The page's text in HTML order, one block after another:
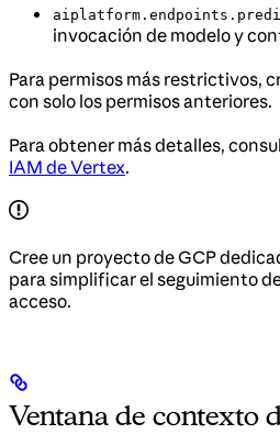
invocación de modelo y
Para permisos más restrictivos,
con solo los permisos anteriores.
Para obtener más detalles,
IAM de Vertex.
Cree un proyecto de GCP
para simplificar el seguimiento
acceso.
Ventana de contexto